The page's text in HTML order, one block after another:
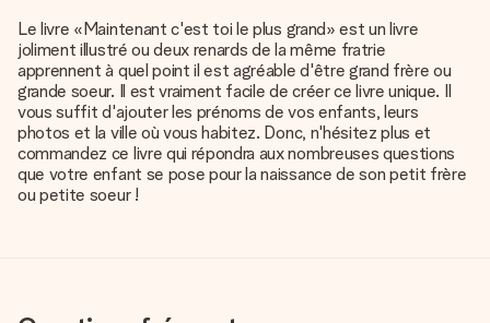
Le livre «Maintenant c'est toi le plus grand» est un livre
joliment illustré ou deux renards de la même fratrie
apprennent à quel point il est agréable d'être grand frère ou
grande soeur. Il est vraiment facile de créer ce livre unique. Il
vous suffit d'ajouter les prénoms de vos enfants, leurs
photos et la ville où vous habitez. Donc, n'hésitez plus et
commandez ce livre qui répondra aux nombreuses questions
que votre enfant se pose pour la naissance de son petit frère
ou petite soeur !